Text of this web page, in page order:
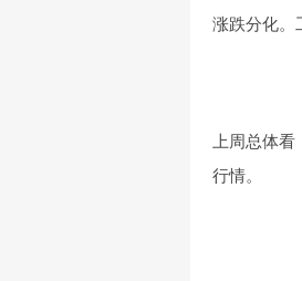
涨跌分化。
上周总体
行情。